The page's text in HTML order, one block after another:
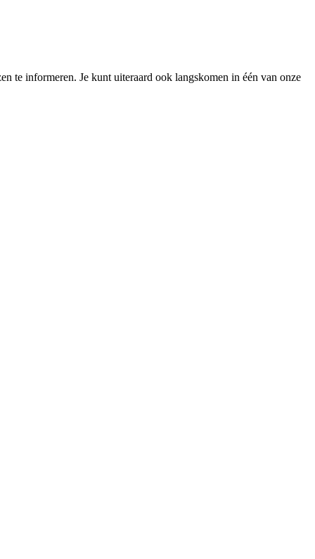
te informeren. Je kunt uiteraard ook langskomen in één van onze